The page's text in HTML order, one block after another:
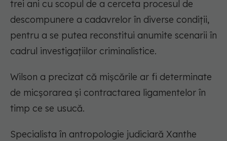
trei ani cu scopul de a cerceta procesul de
descompunere a cadavrelor în diverse condiţii,
pentru a se putea reconstitui anumite scenarii în
cadrul investigaţiilor criminalistice.
Wilson a precizat că mişcările ar fi determinate
de micşorarea şi contractarea ligamentelor în
timp ce se usucă.
Specialista în antropologie judiciară Xanthe